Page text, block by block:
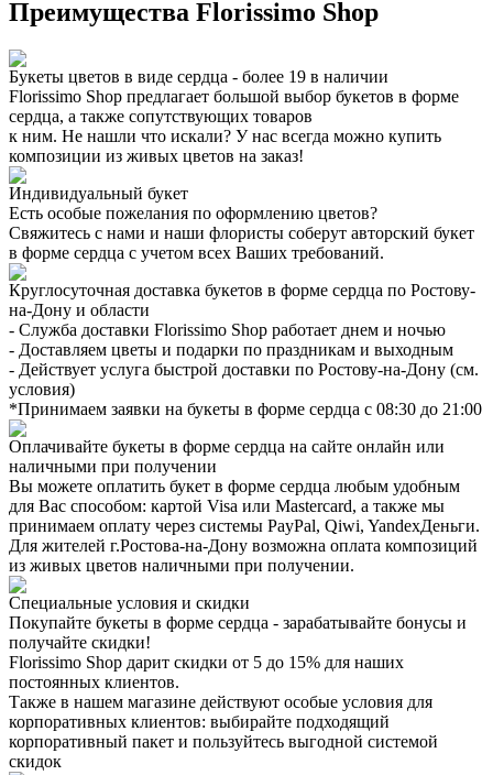
Преимущества Florissimo Shop
Букеты цветов в виде сердца - более 19 в наличии
Florissimo Shop предлагает большой выбор букетов в форме
сердца, а также сопутствующих товаров
к ним. Не нашли что искали? У нас всегда можно купить
композиции из живых цветов на заказ!
Индивидуальный букет
Есть особые пожелания по оформлению цветов?
Свяжитесь с нами и наши флористы соберут авторский букет
в форме сердца с учетом всех Ваших требований.
Круглосуточная доставка букетов в форме сердца по Ростову-
на-Дону и области
- Служба доставки Florissimo Shop работает днем и ночью
- Доставляем цветы и подарки по праздникам и выходным
- Действует услуга быстрой доставки по Ростову-на-Дону (см.
условия)
*Принимаем заявки на букеты в форме сердца с 08:30 до 21:00
Оплачивайте букеты в форме сердца на сайте онлайн или
наличными при получении
Вы можете оплатить букет в форме сердца любым удобным
для Вас способом: картой Visa или Mastercard, а также мы
принимаем оплату через системы PayPal, Qiwi, YandexДеньги.
Для жителей г.Ростова-на-Дону возможна оплата композиций
из живых цветов наличными при получении.
Специальные условия и скидки
Покупайте букеты в форме сердца - зарабатывайте бонусы и
получайте скидки!
Florissimo Shop дарит скидки от 5 до 15% для наших
постоянных клиентов.
Также в нашем магазине действуют особые условия для
корпоративных клиентов: выбирайте подходящий
корпоративный пакет и пользуйтесь выгодной системой
скидок